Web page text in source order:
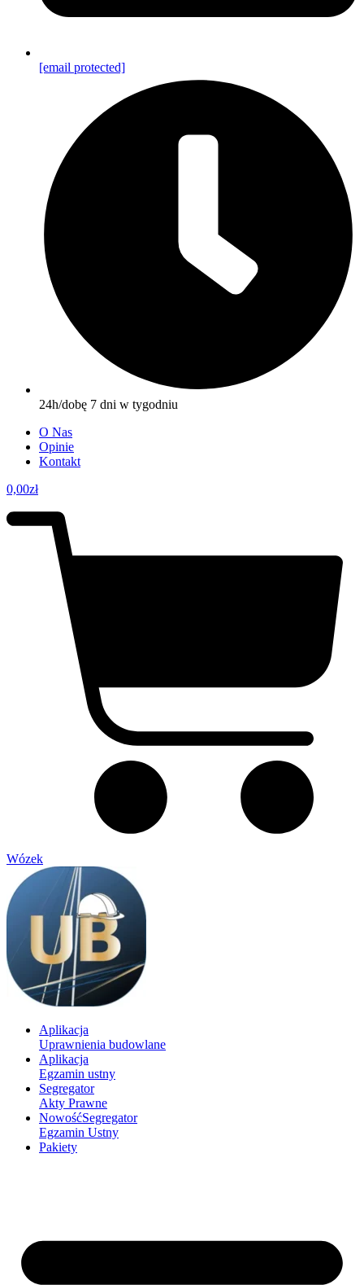
[email protected]
24h/dobę 7 dni w tygodniu
O Nas
Opinie
Kontakt
0,00zł
Wózek
Aplikacja
Uprawnienia budowlane
Aplikacja
Egzamin ustny
Segregator
Akty Prawne
NowośćSegregator
Egzamin Ustny
Pakiety